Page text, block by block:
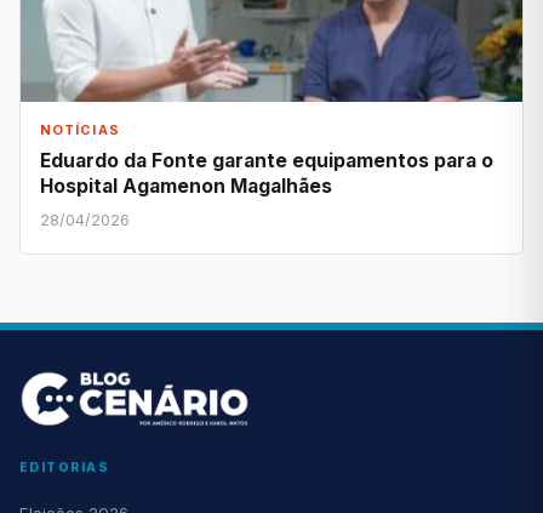
NOTÍCIAS
Eduardo da Fonte garante equipamentos para o
Hospital Agamenon Magalhães
28/04/2026
EDITORIAS